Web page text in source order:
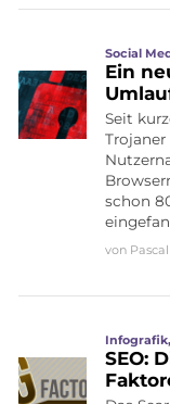
Social
Ein
Seit
schon
von
Infografik
SEO: